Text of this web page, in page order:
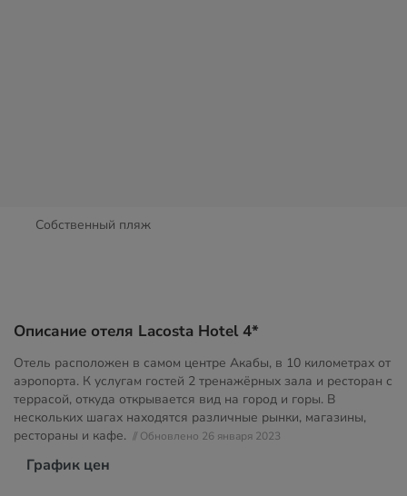
Собственный пляж
Описание отеля Lacosta Hotel 4*
Отель расположен в самом центре Акабы, в 10 километрах от
аэропорта. К услугам гостей 2 тренажёрных зала и ресторан с
террасой, откуда открывается вид на город и горы. В
нескольких шагах находятся различные рынки, магазины,
рестораны и кафе. // Обновлено 26 января 2023
График цен